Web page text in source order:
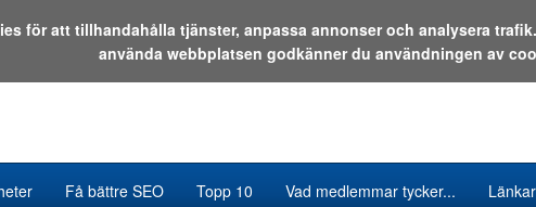
Få bättre SEO Topp 10 Vad medlemmar tycker...
för att tillhandahålla tjänster, anpassa annonser och analysera
använda webbplatsen godkänner du användningen av